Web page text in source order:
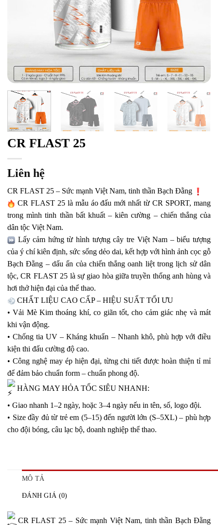
CR FLAST 25
Liên hệ
CR FLAST 25 – Sức mạnh Việt Nam, tinh thần Bạch Đằng
CR FLAST 25 là mẫu áo đấu mới nhất từ CR SPORT, mang
trong mình tinh thần bất khuất – kiên cường – chiến thắng của
dân tộc Việt Nam.
Lấy cảm hứng từ hình tượng cây tre Việt Nam – biểu tượng
của ý chí kiên định, sức sống dẻo dai, kết hợp với hình ảnh cọc gỗ
Bạch Đằng – dấu ấn của chiến thắng oanh liệt trong lịch sử dân
tộc, CR FLAST 25 là sự giao hòa giữa truyền thống anh hùng và
hơi thở hiện đại của thể thao.
CHẤT LIỆU CAO CẤP – HIỆU SUẤT TỐI ƯU
• Vải Mè Kim thoáng khí, co giãn tốt, cho cảm giác nhẹ và mát
khi vận động.
• Chống tia UV – Kháng khuẩn – Nhanh khô, phù hợp với điều
kiện thi đấu cường độ cao.
• Công nghệ may ép hiện đại, từng chi tiết được hoàn thiện tỉ mỉ
để đảm bảo chuẩn form – chuẩn phong độ.
HÀNG MAY HỎA TỐC SIÊU NHANH:
• Giao nhanh 1–2 ngày, hoặc 3–4 ngày nếu in tên, số, logo đội.
• Size đầy đủ từ trẻ em (5–15) đến người lớn (S–5XL) – phù hợp
cho đội bóng, câu lạc bộ, doanh nghiệp thể thao.
MÔ TẢ
ĐÁNH GIÁ (0)
CR FLAST 25 – Sức mạnh Việt Nam, tinh thần Bạch Đằng